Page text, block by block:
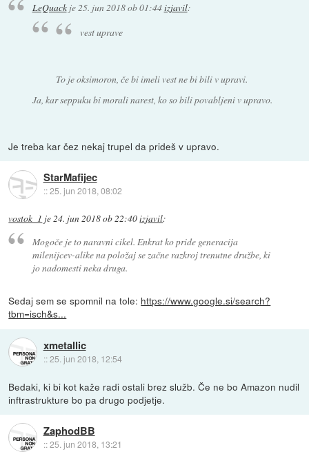
LeQuackje25. jun 2018 ob 01:44izjavil:
vest uprave
To je oksimoron, če bi imeli vest ne bi bili v upravi.
Ja, kar seppuku bi morali narest, ko so bili povabljeni v upravo.
Je treba kar čez nekaj trupel da prideš v upravo.
StarMafijec
::25. jun 2018, 08:02
vostok_1 je24. jun 2018 ob 22:40izjavil:
Mogoče je to naravni cikel. Enkrat ko pride generacija
milenijcev-alike na položaj se začne razkroj trenutne družbe, ki
jo nadomesti neka druga.
Sedaj sem se spomnil na tole: https://www.google.si/search?
tbm=isch&s...
xmetallic
::25. jun 2018, 12:54
Bedaki, ki bi kot kaže radi ostali brez služb. Če ne bo Amazon nudil
inftrastrukture bo pa drugo podjetje.
ZaphodBB
::25. jun 2018, 13:21